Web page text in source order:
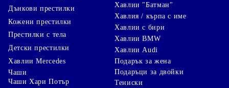
Дънкови престилки
Кожени престилки
Престилки с тела
Детски престилки
Хавлии "Батман"
Хавлия / кърпа с име
Хавлии с бири
Хавлии BMW
Хавлии Audi
Хавлии Mercedes
Чаши
Чаши Хари Потър
Подарък за жена
Подаръци за двойки
Тениски